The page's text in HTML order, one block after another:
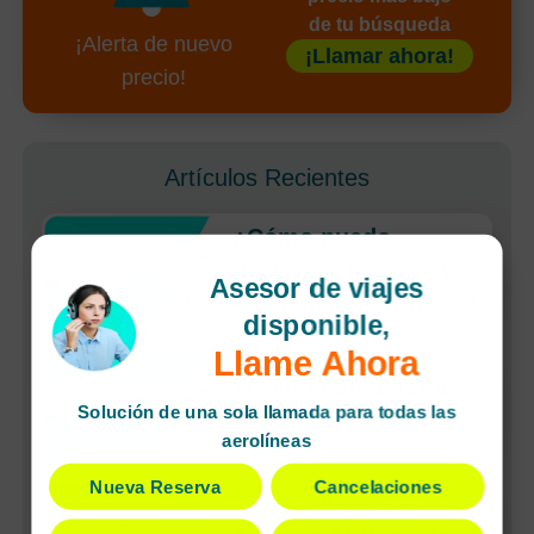
¡Alerta de nuevo
precio!
de tu búsqueda
¡Llamar ahora!
Artículos Recientes
¿Cómo puedo
gestionar mi reserva
con Avianca Airlines?
Avianca Cali teléfono?
¿Cómo llamar a
Asesor de viajes
disponible,
Llame Ahora
Solución de una sola llamada para todas las
aerolíneas
Nueva Reserva Cancelaciones